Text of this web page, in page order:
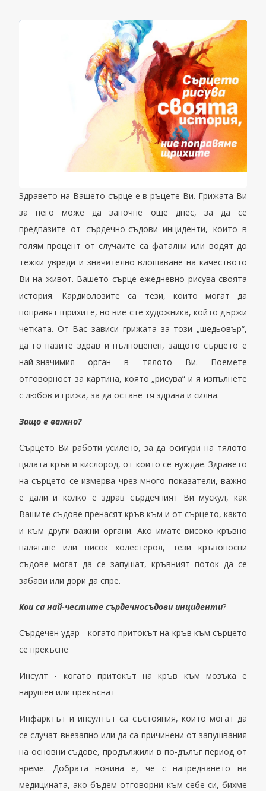
Здравето на Вашето сърце е в ръцете Ви. Грижата Ви
за него може да започне още днес, за да се
предпазите от сърдечно-съдови инциденти, които в
голям процент от случаите са фатални или водят до
тежки увреди и значително влошаване на качеството
Ви на живот. Вашето сърце ежедневно рисува своята
история. Кардиолозите са тези, които могат да
поправят щрихите, но вие сте художника, който държи
четката. От Вас зависи грижата за този „шедьовър“,
да го пазите здрав и пълноценен, защото сърцето е
най-значимия орган в тялото Ви. Поемете
отговорност за картина, която „рисува“ и я изпълнете
с любов и грижа, за да остане тя здрава и силна.
Защо е важно?
Сърцето Ви работи усилено, за да осигури на тялото
цялата кръв и кислород, от които се нуждае. Здравето
на сърцето се измерва чрез много показатели, важно
е дали и колко е здрав сърдечният Ви мускул, как
Вашите съдове пренасят кръв към и от сърцето, както
и към други важни органи. Ако имате високо кръвно
налягане или висок холестерол, тези кръвоносни
съдове могат да се запушат, кръвният поток да се
забави или дори да спре.
Кои са най-честите сърдечносъдови инциденти?
Сърдечен удар - когато притокът на кръв към сърцето
се прекъсне
Инсулт - когато притокът на кръв към мозъка е
нарушен или прекъснат
Инфарктът и инсултът са състояния, които могат да
се случат внезапно или да са причинени от запушвания
на основни съдове, продължили в по-дълъг период от
време. Добрата новина е, че с напредването на
медицината, ако бъдем отговорни към себе си, бихме